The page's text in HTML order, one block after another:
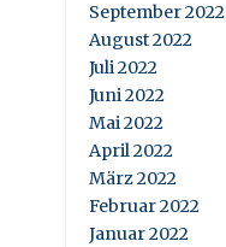
September 2022
August 2022
Juli 2022
Juni 2022
Mai 2022
April 2022
März 2022
Februar 2022
Januar 2022